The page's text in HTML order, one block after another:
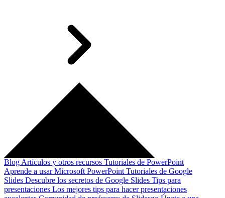
Blog Artículos y otros recursos Tutoriales de PowerPoint
Aprende a usar Microsoft PowerPoint Tutoriales de Google
Slides Descubre los secretos de Google Slides Tips para
presentaciones Los mejores tips para hacer presentaciones